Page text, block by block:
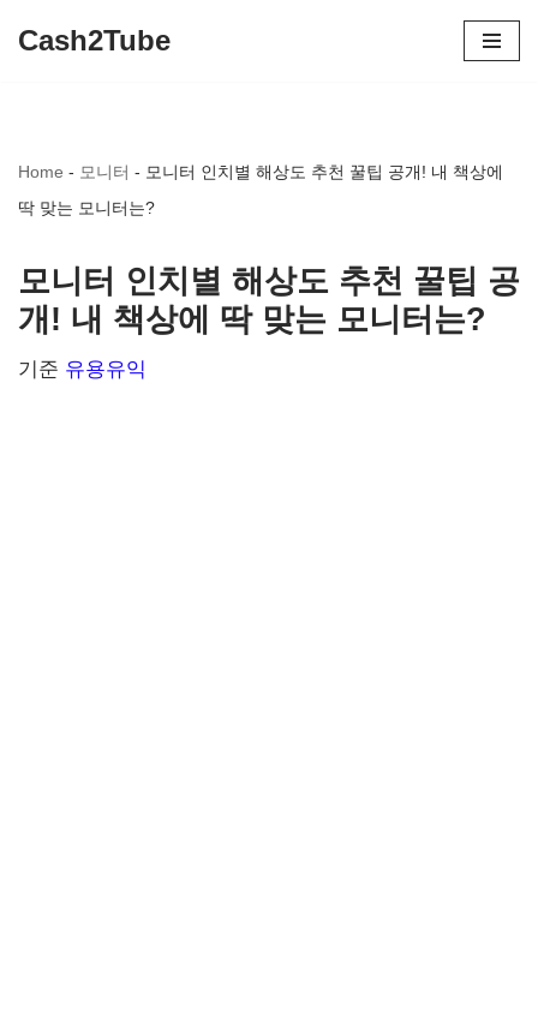
로
건
뛰
기
Cash2Tube
Home - 모니터 - 모니터 인치별 해상도 추천 꿀팁 공개! 내 책상에
딱 맞는 모니터는?
모니터 인치별 해상도 추천 꿀팁 공
개! 내 책상에 딱 맞는 모니터는?
기준 유용유익